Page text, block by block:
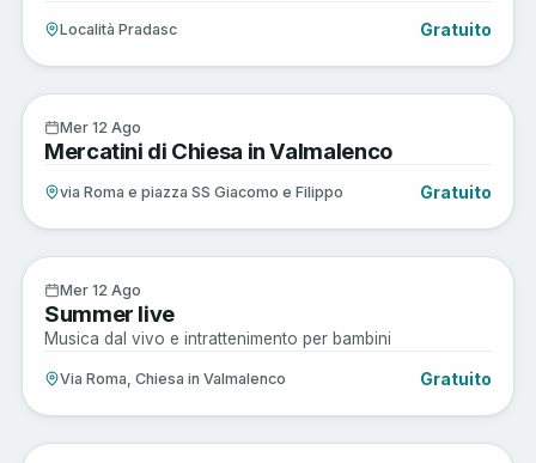
Località Pradasc Gratuito
Arte e Cultura
Mer 12 Ago
Mercatini di Chiesa in Valmalenco
via Roma e piazza SS Giacomo e Filippo Gratuito
Enogastronomia
Mer 12 Ago
Summer live
Musica dal vivo e intrattenimento per bambini
Via Roma, Chiesa in Valmalenco Gratuito